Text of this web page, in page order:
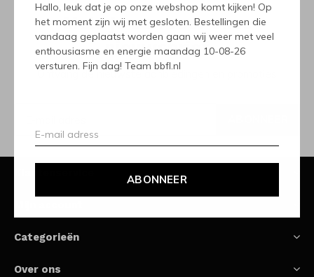
Hallo, leuk dat je op onze webshop komt kijken! Op
het moment zijn wij met gesloten. Bestellingen die
vandaag geplaatst worden gaan wij weer met veel
enthousiasme en energie maandag 10-08-26
versturen. Fijn dag! Team bbfl.nl
ABONNEER
Meld je aan voor onze
nieuwsbrief
Ontvang de nieuwste aanbiedingen en promoties
Categorieën
Over ons